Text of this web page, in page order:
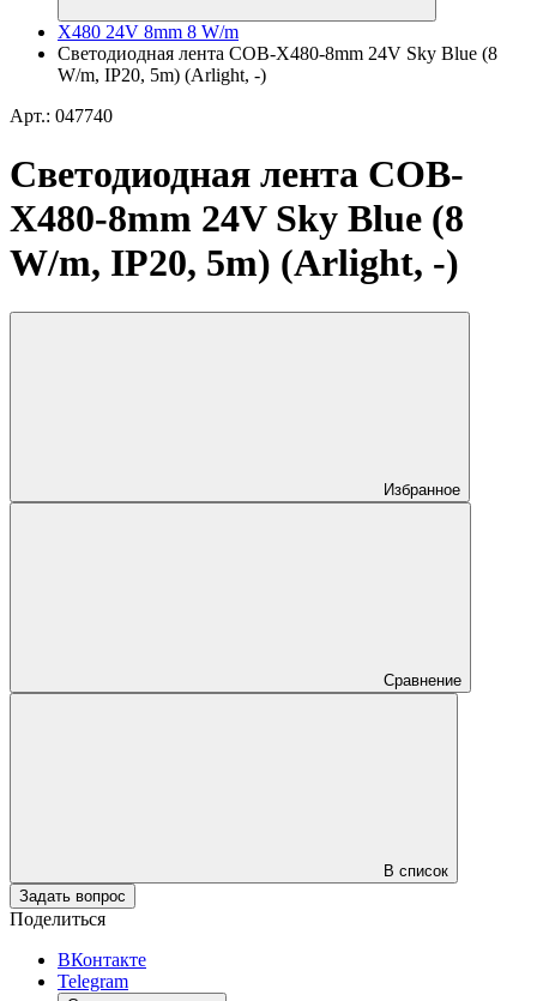
X480 24V 8mm 8 W/m
Светодиодная лента COB-X480-8mm 24V Sky Blue (8
W/m, IP20, 5m) (Arlight, -)
Арт.: 047740
Светодиодная лента COB-
X480-8mm 24V Sky Blue (8
W/m, IP20, 5m) (Arlight, -)
Избранное
Сравнение
В список
Задать вопрос
Поделиться
ВКонтакте
Telegram